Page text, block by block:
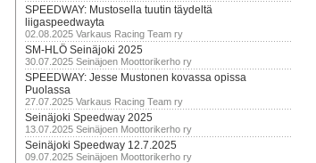
SPEEDWAY: Mustosella tuutin täydeltä
liigaspeedwayta
02.08.2025 Varkaus Racing Team ry
SM-HLÖ Seinäjoki 2025
30.07.2025 Seinäjoen Moottorikerho ry
SPEEDWAY: Jesse Mustonen kovassa opissa
Puolassa
27.07.2025 Varkaus Racing Team ry
Seinäjoki Speedway 2025
13.07.2025 Seinäjoen Moottorikerho ry
Seinäjoki Speedway 12.7.2025
09.07.2025 Seinäjoen Moottorikerho ry